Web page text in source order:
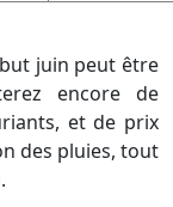
juin peut être
encore de
et de prix
des pluies, tout